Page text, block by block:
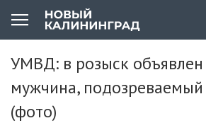
УМВД: в розыск
мужчина,
(фото)